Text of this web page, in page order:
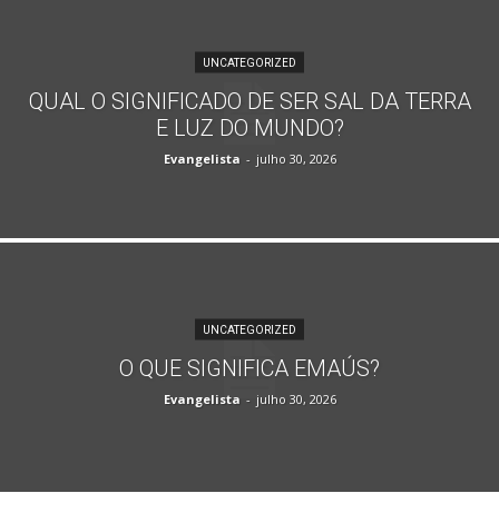
UNCATEGORIZED
QUAL O SIGNIFICADO DE SER SAL DA TERRA
E LUZ DO MUNDO?
Evangelista - julho 30, 2026
UNCATEGORIZED
O QUE SIGNIFICA EMAÚS?
Evangelista - julho 30, 2026